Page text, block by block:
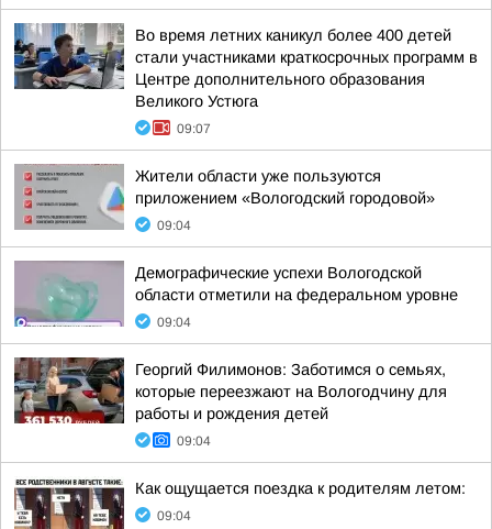
Во время летних каникул более 400 детей
стали участниками краткосрочных программ в
Центре дополнительного образования
Великого Устюга
09:07
Жители области уже пользуются
приложением «Вологодский городовой»
09:04
Демографические успехи Вологодской
области отметили на федеральном уровне
09:04
Георгий Филимонов: Заботимся о семьях,
которые переезжают на Вологодчину для
работы и рождения детей
09:04
Как ощущается поездка к родителям летом:
09:04